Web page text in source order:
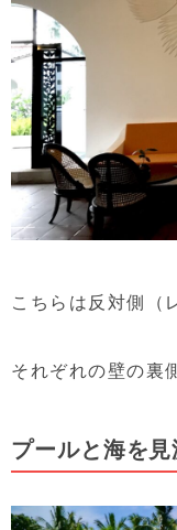
こちらは反対側（
それぞれの壁の裏
プールと海を